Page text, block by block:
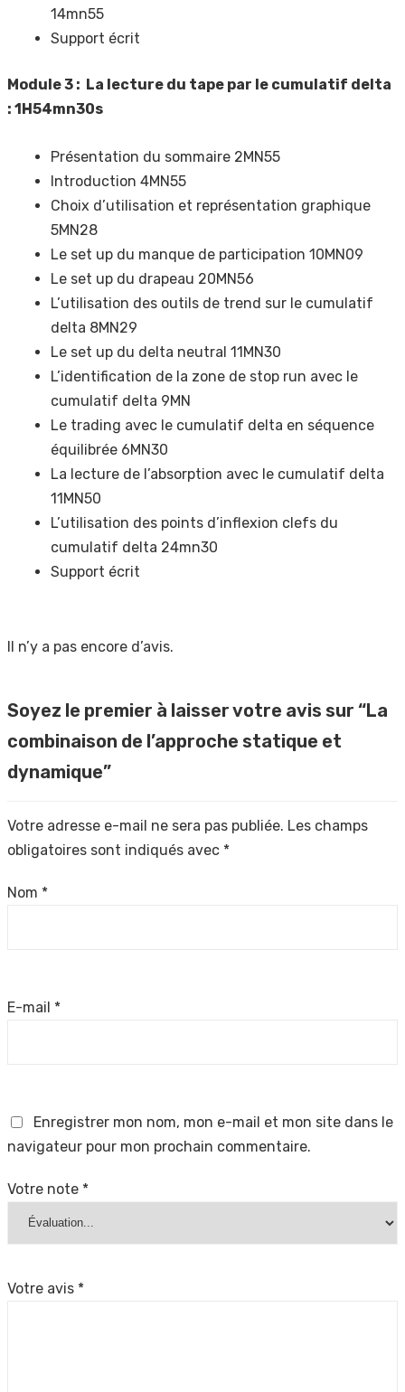
14mn55
Support écrit
Module 3 : La lecture du tape par le cumulatif delta
: 1H54mn30s
Présentation du sommaire 2MN55
Introduction 4MN55
Choix d’utilisation et représentation graphique
5MN28
Le set up du manque de participation 10MN09
Le set up du drapeau 20MN56
L’utilisation des outils de trend sur le cumulatif
delta 8MN29
Le set up du delta neutral 11MN30
L’identification de la zone de stop run avec le
cumulatif delta 9MN
Le trading avec le cumulatif delta en séquence
équilibrée 6MN30
La lecture de l’absorption avec le cumulatif delta
11MN50
L’utilisation des points d’inflexion clefs du
cumulatif delta 24mn30
Support écrit
Il n’y a pas encore d’avis.
Soyez le premier à laisser votre avis sur “La
combinaison de l’approche statique et
dynamique”
Votre adresse e-mail ne sera pas publiée. Les champs
obligatoires sont indiqués avec *
Nom *
E-mail *
Enregistrer mon nom, mon e-mail et mon site dans le
navigateur pour mon prochain commentaire.
Votre note *
Votre avis *